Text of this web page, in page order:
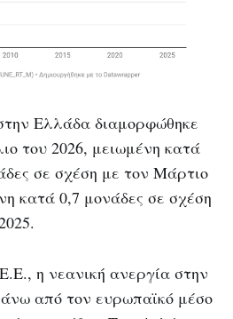
Ελλάδα διαμορφώθηκε
του 2026, μειωμένη κατά
σε σχέση με τον Μάρτιο
κατά 0,7 μονάδες σε σχέση
η νεανική ανεργία στην
από τον ευρωπαϊκό μέσο